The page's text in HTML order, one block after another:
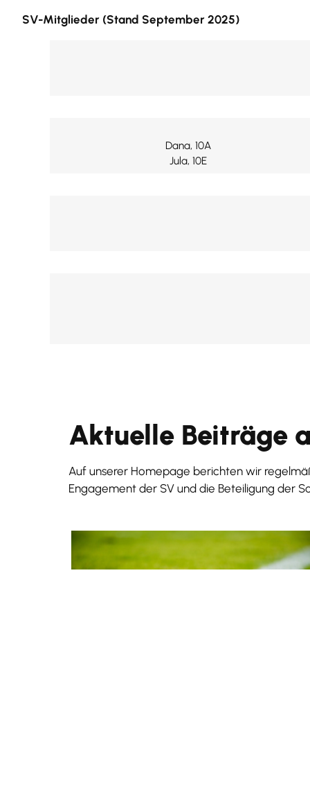
SV-Mitglieder (Stand September 2025)
Dana, 10A
Jula, 10E
Aktuelle Beiträge
Auf unserer Homepage berichten wir
Engagement der SV und die Beteiligung der